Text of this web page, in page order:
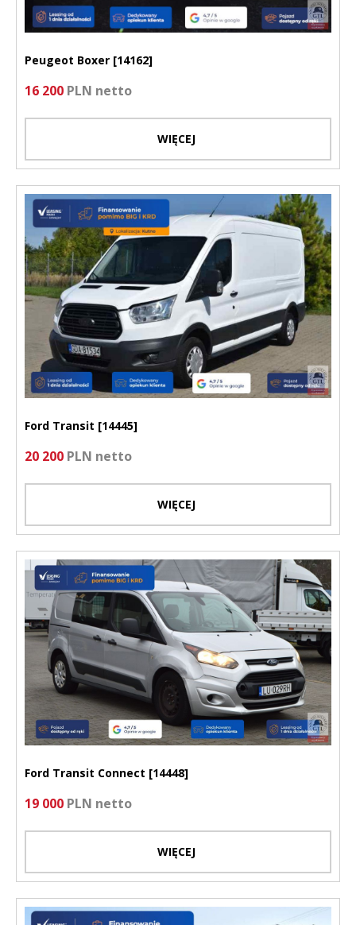
Peugeot Boxer [14162]
16 200 PLN netto
WIĘCEJ
Ford Transit [14445]
20 200 PLN netto
WIĘCEJ
Ford Transit Connect [14448]
19 000 PLN netto
WIĘCEJ